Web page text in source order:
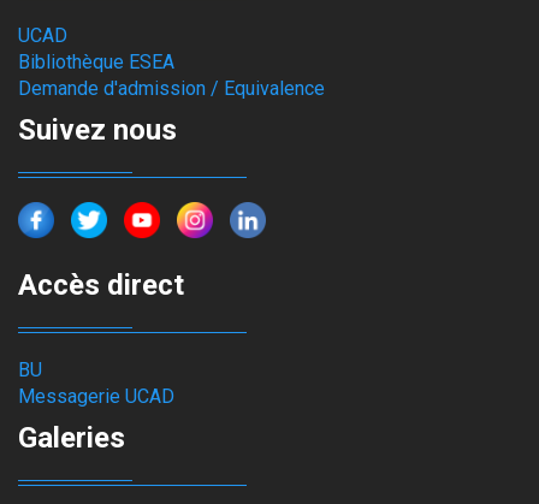
UCAD
Bibliothèque ESEA
Demande d'admission / Equivalence
Suivez nous
Accès direct
BU
Messagerie UCAD
Galeries